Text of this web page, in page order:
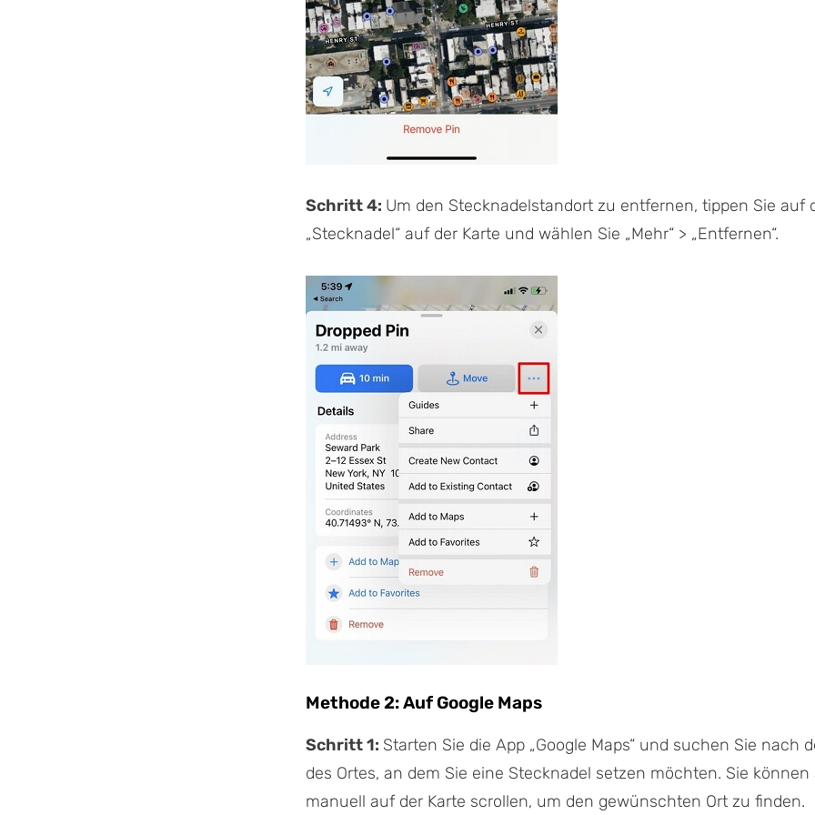
Schritt 4: Um den Stecknadelstandort zu entfernen, tippen Sie auf
„Stecknadel“ auf der Karte und wählen Sie „Mehr“ > „Entfernen“.
Methode 2: Auf Google Maps
Schritt 1: Starten Sie die App „Google Maps“ und suchen Sie nach
des Ortes, an dem Sie eine Stecknadel setzen möchten. Sie
manuell auf der Karte scrollen, um den gewünschten Ort zu finden.